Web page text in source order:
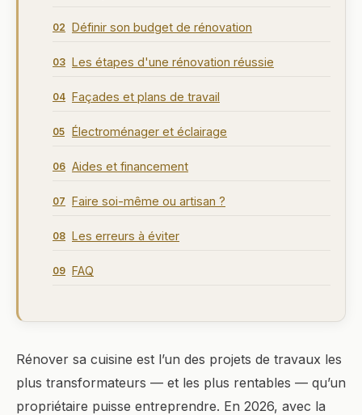
02 Définir son budget de rénovation
03 Les étapes d'une rénovation réussie
04 Façades et plans de travail
05 Électroménager et éclairage
06 Aides et financement
07 Faire soi-même ou artisan ?
08 Les erreurs à éviter
09 FAQ
Rénover sa cuisine est l’un des projets de travaux les
plus transformateurs — et les plus rentables — qu’un
propriétaire puisse entreprendre. En 2026, avec la